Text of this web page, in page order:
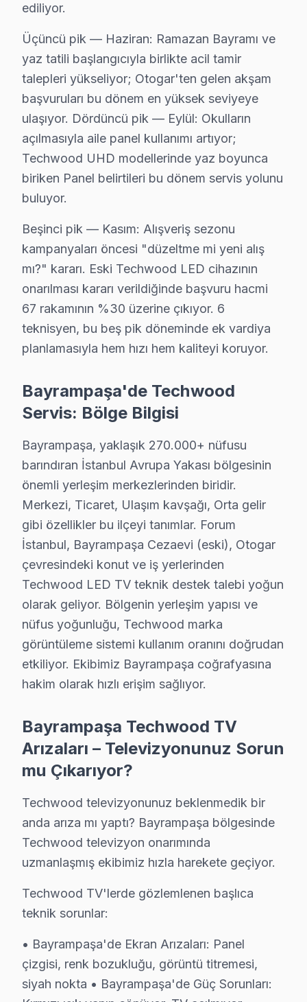
Techwood TV Servis Garanti Belgesi – Yazılı ve İmzalı
Bayrampaşa'da Techwood akıllı TV tamiri yaptıranlar
Bayrampaşa'de her onarımda ne sağlıyoruz?
• 2 yıl yazılı işçilik garantisi
• Bayrampaşa'de kullanılan orijinal parçalar için 2 yıl
• Aynı sorunun tekrarı → Bayrampaşa'de ücretsiz
• Resmi fatura + garanti belgesi (kağıt/dijital)
Bayrampaşa'de garanti süreci nasıl işler?
Onarım bittikten sonra Bayrampaşa servisimizde
Bayrampaşa'da Techwood servisi sonrası güvende
Bayrampaşa'de Techwood TV Tamir
Bayrampaşa'de Techwood görüntüleme sistemi
Teşhis ücretsiz. Cihazınızı inceledikten sonra arıza
Fiyatlar neye göre değişir: Arıza tipi, ekran boyutu ve
Garanti dahil: Verdiğimiz her fiyata 6 ay işçilik ve 1-2
» Bayrampaşa'de aynı gün teşhis, şeffaf fiyat teklifi ve
Techwood Servisi Garanti ve Sonrası Destek
Bayrampaşa Techwood TV Servis Garanti Belgesi - 1 Yıl
Bayrampaşa Techwood televizyon müşterilerimize
• 6 aylık işçilik güvencesi: Bayrampaşa'de Techwood
• Techwood yedek parça garantisi: Bayrampaşa'de
• İmzalı Techwood garanti belgesi: Bayrampaşa servis
• bu marka ekran tamiri sonrası işçilik garantimiz
• Bayrampaşa söz konusu model sonrası destek:
Bayrampaşa Techwood Servis Bölge Kapsamı
Bayrampaşa'de Techwood servis kapsamımız
Ekibimiz Forum İstanbul ve Bayrampaşa Cezaevi
Bayrampaşa Techwood TV Servisi – Sık
S: Bayrampaşa'de LED TV tamiri sonrası ne kadar
C: Bayrampaşa servisimizde yapılan işçilik için 6 ay,
S: Bayrampaşa'de anakart tamiri ne zaman gerekli
C: TV açılmıyor, ana açılıp kapanıyor, ses var
S: Bayrampaşa'de panel değişimi maliyeti neden
C: Panel, görüntüleme sistemi'nin en pahalı
S: Bayrampaşa'de yazılım sorunları ne tür
C: Smart televizyon'lerde (Android ekran, Tizen,
S: Bayrampaşa'de paneli kimin yenilemeli — başka
C: Bayrampaşa'de panel değişimini yapan tüm
ediliyor.
Üçüncü pik — Haziran: Ramazan Bayramı ve
yaz tatili başlangıcıyla birlikte acil tamir
talepleri yükseliyor; Otogar'ten gelen akşam
başvuruları bu dönem en yüksek seviyeye
ulaşıyor. Dördüncü pik — Eylül: Okulların
açılmasıyla aile panel kullanımı artıyor;
Techwood UHD modellerinde yaz boyunca
biriken Panel belirtileri bu dönem servis yolunu
buluyor.
Beşinci pik — Kasım: Alışveriş sezonu
kampanyaları öncesi "düzeltme mi yeni alış
mı?" kararı. Eski Techwood LED cihazının
onarılması kararı verildiğinde başvuru hacmi
67 rakamının %30 üzerine çıkıyor. 6
teknisyen, bu beş pik döneminde ek vardiya
planlamasıyla hem hızı hem kaliteyi koruyor.
Bayrampaşa'de Techwood
Servis: Bölge Bilgisi
Bayrampaşa, yaklaşık 270.000+ nüfusu
barındıran İstanbul Avrupa Yakası bölgesinin
önemli yerleşim merkezlerinden biridir.
Merkezi, Ticaret, Ulaşım kavşağı, Orta gelir
gibi özellikler bu ilçeyi tanımlar. Forum
İstanbul, Bayrampaşa Cezaevi (eski), Otogar
çevresindeki konut ve iş yerlerinden
Techwood LED TV teknik destek talebi yoğun
olarak geliyor. Bölgenin yerleşim yapısı ve
nüfus yoğunluğu, Techwood marka
görüntüleme sistemi kullanım oranını doğrudan
etkiliyor. Ekibimiz Bayrampaşa coğrafyasına
hakim olarak hızlı erişim sağlıyor.
Bayrampaşa Techwood TV
Arızaları – Televizyonunuz Sorun
mu Çıkarıyor?
Techwood televizyonunuz beklenmedik bir
anda arıza mı yaptı? Bayrampaşa bölgesinde
Techwood televizyon onarımında
uzmanlaşmış ekibimiz hızla harekete geçiyor.
Techwood TV'lerde gözlemlenen başlıca
teknik sorunlar:
• Bayrampaşa'de Ekran Arızaları: Panel
çizgisi, renk bozukluğu, görüntü titremesi,
siyah nokta • Bayrampaşa'de Güç Sorunları: